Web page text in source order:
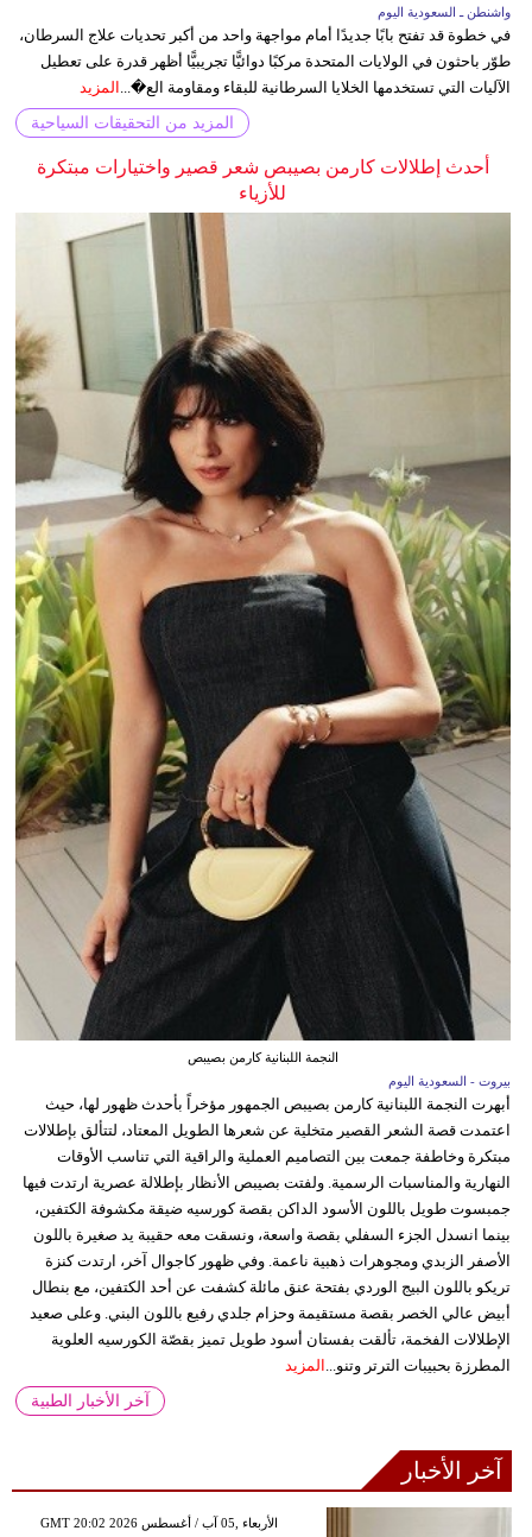
واشنطن ـ السعودية اليوم
في خطوة قد تفتح بابًا جديدًا أمام مواجهة واحد من أكبر تحديات علاج السرطان،
طوّر باحثون في الولايات المتحدة مركبًا دوائيًّا تجريبيًّا أظهر قدرة على تعطيل
الآليات التي تستخدمها الخلايا السرطانية للبقاء ومقاومة الع�...
المزيد
المزيد من التحقيقات السياحية
أحدث إطلالات كارمن بصيبص شعر قصير واختيارات مبتكرة
للأزياء
النجمة اللبنانية كارمن بصيبص
بيروت - السعودية اليوم
أبهرت النجمة اللبنانية كارمن بصيبص الجمهور مؤخراً بأحدث ظهور لها، حيث
اعتمدت قصة الشعر القصير متخلية عن شعرها الطويل المعتاد، لتتألق بإطلالات
مبتكرة وخاطفة جمعت بين التصاميم العملية والراقية التي تناسب الأوقات
النهارية والمناسبات الرسمية. ولفتت بصيبص الأنظار بإطلالة عصرية ارتدت فيها
جمبسوت طويل باللون الأسود الداكن بقصة كورسيه ضيقة مكشوفة الكتفين،
بينما انسدل الجزء السفلي بقصة واسعة، ونسقت معه حقيبة يد صغيرة باللون
الأصفر الزبدي ومجوهرات ذهبية ناعمة. وفي ظهور كاجوال آخر، ارتدت كنزة
تريكو باللون البيج الوردي بفتحة عنق مائلة كشفت عن أحد الكتفين، مع بنطال
أبيض عالي الخصر بقصة مستقيمة وحزام جلدي رفيع باللون البني. وعلى صعيد
الإطلالات الفخمة، تألقت بفستان أسود طويل تميز بقصّة الكورسيه العلوية
المطرزة بحبيبات الترتر وتنو...
المزيد
آخر الأخبار الطبية
آخر الأخبار
GMT 20:02 2026 الأربعاء ,05 آب / أغسطس